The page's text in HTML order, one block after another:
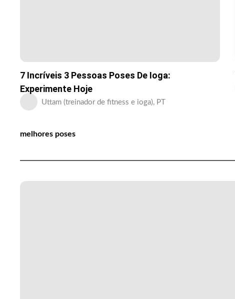
7 Incríveis 3 Pessoas Poses De Ioga:
Experimente Hoje
Uttam (treinador de fitness e ioga), PT
melhores poses